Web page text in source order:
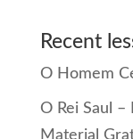
Recent
O Homem
O Rei Saul –